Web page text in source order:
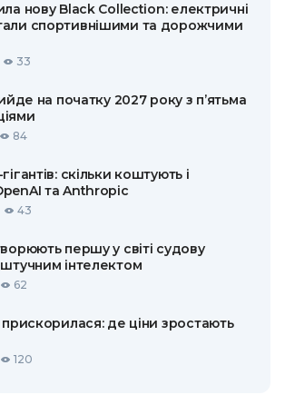
нову Black Collection: електричні
спортивнішими та дорожчими
33
на початку 2027 року з п’ятьма
84
скільки коштують і
та Anthropic
43
першу у світі судову
інтелектом
62
прискорилася: де ціни зростають
120